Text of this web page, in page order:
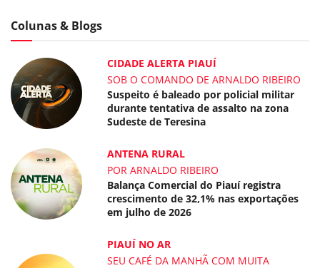
Colunas & Blogs
CIDADE ALERTA PIAUÍ
SOB O COMANDO DE ARNALDO RIBEIRO
Suspeito é baleado por policial militar
durante tentativa de assalto na zona
Sudeste de Teresina
ANTENA RURAL
POR ARNALDO RIBEIRO
Balança Comercial do Piauí registra
crescimento de 32,1% nas exportações
em julho de 2026
PIAUÍ NO AR
SEU CAFÉ DA MANHÃ COM MUITA